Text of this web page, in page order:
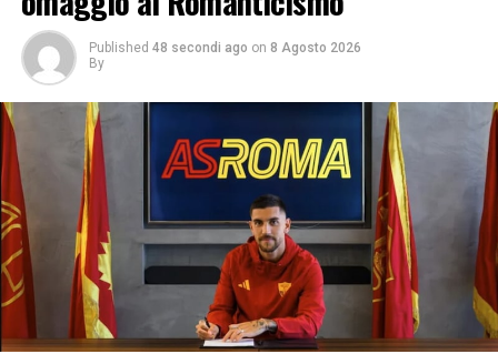
Published 48 secondi ago on 8 Agosto 2026
By